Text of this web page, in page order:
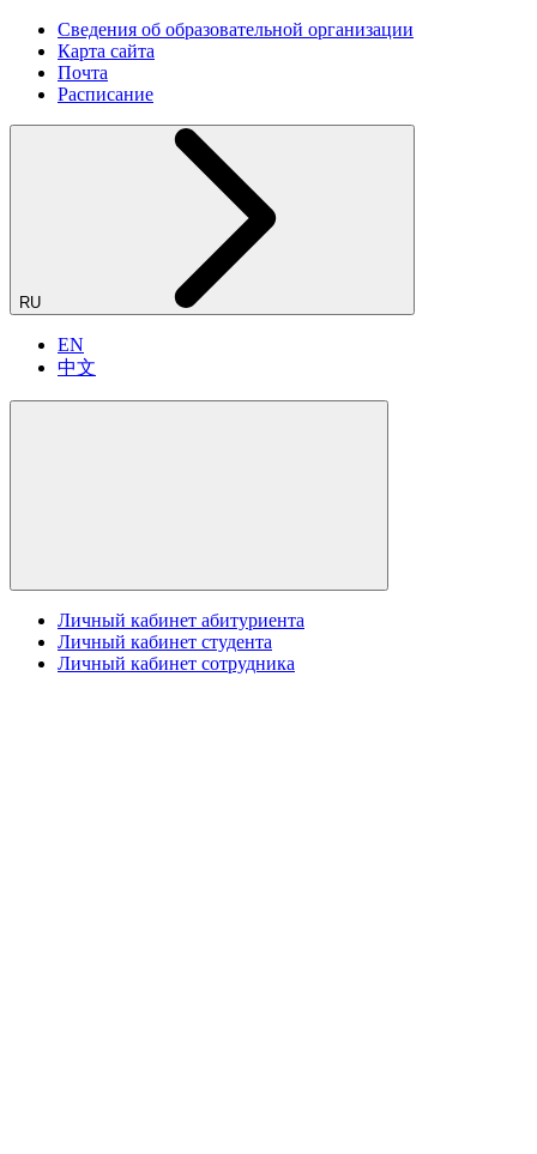
Сведения об образовательной организации
Карта сайта
Почта
Расписание
RU
EN
中文
Личный кабинет абитуриента
Личный кабинет студента
Личный кабинет сотрудника